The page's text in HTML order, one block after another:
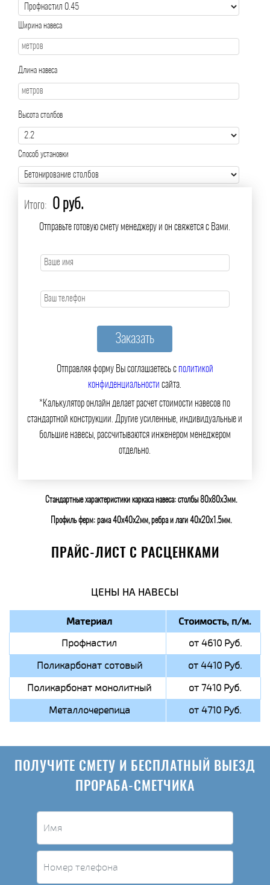
Ширина навеса
Длина навеса
Высота столбов
Способ установки
Итого: 0 руб.
Отправьте готовую смету менеджеру и он свяжется с Вами.
Отправляя форму Вы соглашаетесь сполитикой
конфиденциальности сайта.
*Калькулятор онлайн делает расчет стоимости навесов по
стандартной конструкции. Другие усиленные, индивидуальные и
большие навесы, рассчитываются инженером менеджером
отдельно.
Стандартные характеристики каркаса навеса: столбы 80х80х3мм.
Профиль ферм: рама 40х40х2мм, ребра и лаги 40х20х1.5мм.
ПРАЙС-ЛИСТ С РАСЦЕНКАМИ
ЦЕНЫ НА НАВЕСЫ
Материал Стоимость, п/м.
Профнастил
от 4610 Руб.
Поликарбонат сотовый
от 4410 Руб.
Поликарбонат монолитный
от 7410 Руб.
Металлочерепица
от 4710 Руб.
ПОЛУЧИТЕ СМЕТУ И БЕСПЛАТНЫЙ ВЫЕЗД
ПРОРАБА-СМЕТЧИКА